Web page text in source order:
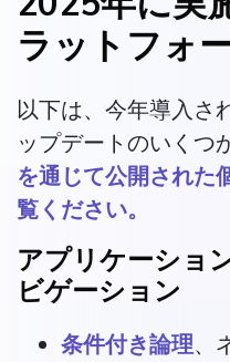
ラットフォ
以下は、今年導入さ
ップデートのいくつ
を通じて公開された
覧ください。
アプリケーショ
ビゲーション
条件付き論理、